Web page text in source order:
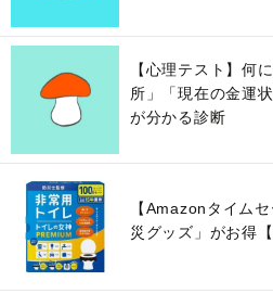
【心理テスト】何
所」「現在の金運
が分かる診断
【Amazonタイム
災グッズ」がお得